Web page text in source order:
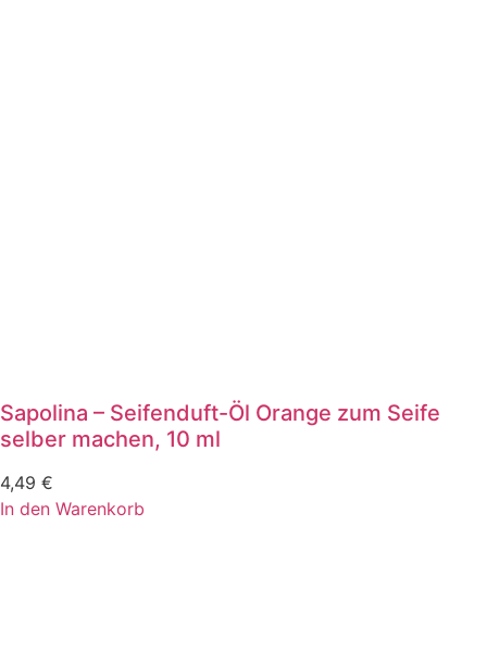
Sapolina – Seifenduft-Öl Orange zum Seife
selber machen, 10 ml
4,49 €
In den Warenkorb